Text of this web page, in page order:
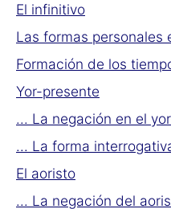
El infinitivo
Las formas personales
Formación de los
Yor-presente
... La negación en el
... La forma
El aoristo
... La negación del